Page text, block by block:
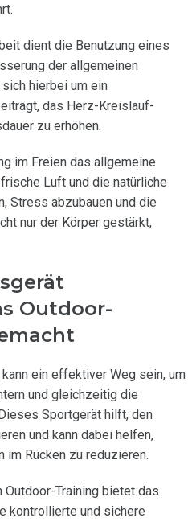
dient die Benutzung eines
der allgemeinen
hierbei um ein
das Herz-Kreislauf-
zu erhöhen.
im Freien das allgemeine
Luft und die natürliche
Stress abzubauen und die
nur der Körper gestärkt,
Outdoor-
ein effektiver Weg sein, um
und gleichzeitig die
Sportgerät hilft, den
und kann dabei helfen,
im Rücken zu reduzieren.
Training bietet das
kontrollierte und sichere